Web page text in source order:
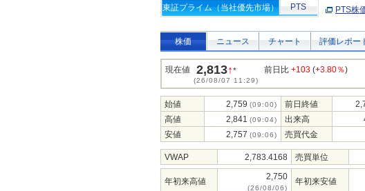
東証プライム（当社優先市場） PTS PTS株
株価 ニュース チャート 評価レポー
現在値 2,813↑*
(26/08/07 11:29)
前日比 +103 (+3.80％)
始値 2,759 (09:00) 前日終値
高値 2,841 (09:04) 出来高
安値 2,757 (09:06) 売買代金
VWAP 2,783.4168 売買単位
年初来高値 2,750
(26/08/06)
年初来安値